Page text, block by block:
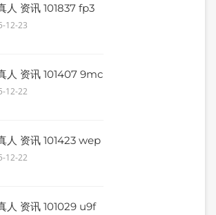
人 资讯 101837 fp3
12-23
人 资讯 101407 9mc
12-22
人 资讯 101423 wep
12-22
人 资讯 101029 u9f